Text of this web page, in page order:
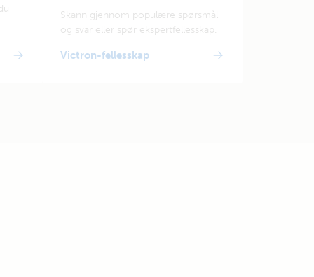
Skann gjennom populære spørsmål
og svar eller spør ekspertfellesskap.
Victron-fellesskap